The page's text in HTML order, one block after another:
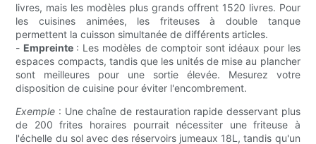
livres, mais les modèles plus grands offrent 1520 livres. Pour
les cuisines animées, les friteuses à double tanque
permettent la cuisson simultanée de différents articles.
- Empreinte : Les modèles de comptoir sont idéaux pour les
espaces compacts, tandis que les unités de mise au plancher
sont meilleures pour une sortie élevée. Mesurez votre
disposition de cuisine pour éviter l'encombrement.
Exemple : Une chaîne de restauration rapide desservant plus
de 200 frites horaires pourrait nécessiter une friteuse à
l'échelle du sol avec des réservoirs jumeaux 18L, tandis qu'un